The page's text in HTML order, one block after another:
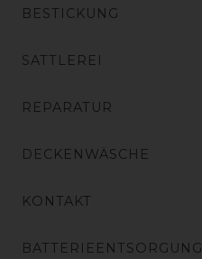
BESTICKUNG
SATTLEREI
REPARATUR
DECKENWÄSCHE
KONTAKT
BATTERIEENTSORGUNG